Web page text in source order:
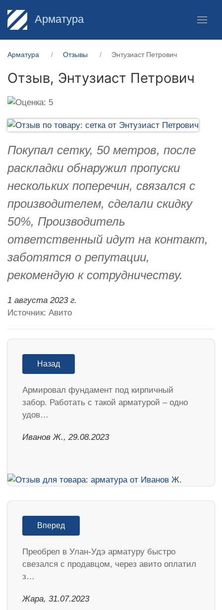
Арматура
Арматура Отзывы Энтузиаст Петрович
Отзыв, Энтузиаст Петрович
Покупал сетку, 50 метров, после
раскладки обнаружил пропуски
нескольких поперечин, связался с
производителем, сделали скидку
50%, Производитель
ответственный идут на контакт,
заботятся о репутации,
рекомендую к сотрудничеству.
1 августа 2023 г.
Источник: Авито
Назад
Армировал фундамент под кирпичный
забор. Работать с такой арматурой – одно
удов…
Иванов Ж., 29.08.2023
Вперед
Преобрел в Улан-Удэ арматуру быстро
свезался с продавцом, через авито оплатил
з…
Жара, 31.07.2023